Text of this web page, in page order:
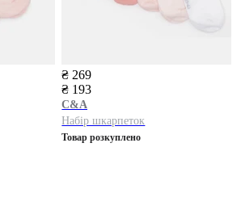
₴ 269
₴ 193
C&A
Набір шкарпеток
Товар розкуплено